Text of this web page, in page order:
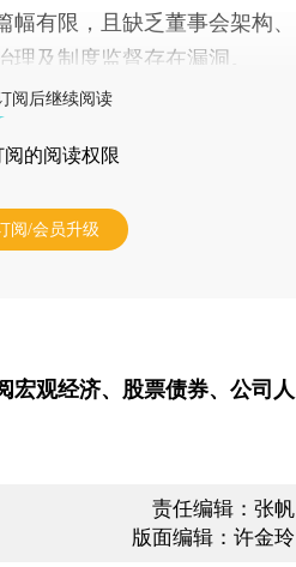
有限，且缺乏董事会架构、
及制度监督存在漏洞。
阅后继续阅读
阅的阅读权限
阅/会员升级
宏观经济、股票债券、公司人
责任编辑：张帆
版面编辑：许金玲